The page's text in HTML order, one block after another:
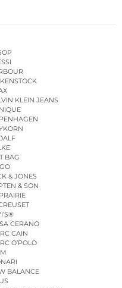
KLEIN JEANS
BAG
& JONES
& SON
CERANO
CAIN
O’POLO
BALANCE